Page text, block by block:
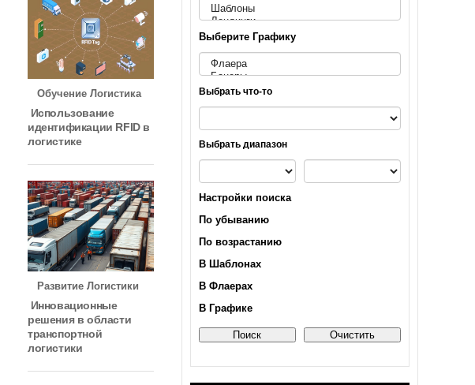
Обучение Логистика
Использование
идентификации RFID в
логистике
Развитие Логистики
Инновационные
решения в области
транспортной
логистики
Выберите Графику
Выбрать что-то
Выбрать диапазон
Настройки поиска
По убыванию
По возрастанию
В Шаблонах
В Флаерах
В Графике